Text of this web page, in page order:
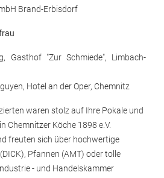
Brand-Erbisdorf
Gasthof "Zur Schmiede", Limbach-
Hotel an der Oper, Chemnitz
waren stolz auf Ihre Pokale und
Chemnitzer Köche 1898 e.V.
freuten sich über hochwertige
Pfannen (AMT) oder tolle
- und Handelskammer